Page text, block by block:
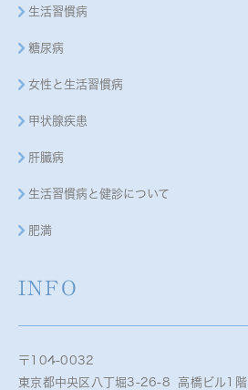
生活習慣病
糖尿病
女性と生活習慣病
甲状腺疾患
肝臓病
生活習慣病と健診について
肥満
INFO
〒104-0032
東京都中央区八丁堀3-26-8 高橋ビル1階